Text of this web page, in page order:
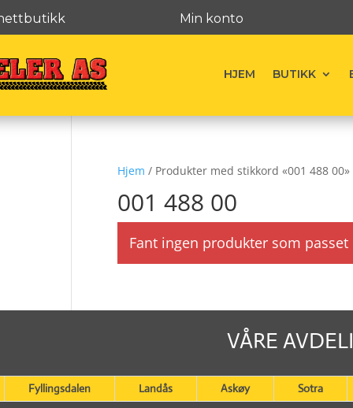
Min konto
HJEM BUTIKK
Hjem / Produkter med stikkord «001 488 00»
001 488 00
Fant ingen produkter som
VÅRE
Fyllingsdalen Landås Askøy Sotra